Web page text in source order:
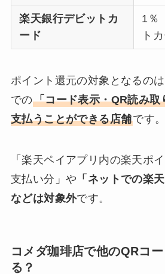
楽天銀行デビットカ
ード
1％
ト
ポイント還元の対象となるの
での「コード表示・QR読み取
支払うことができる店舗です。
「楽天ペイアプリ内の楽天ポ
支払い分」や 「ネットでの楽
などは対象外です。
コメダ珈琲店で他のQRコ
る？